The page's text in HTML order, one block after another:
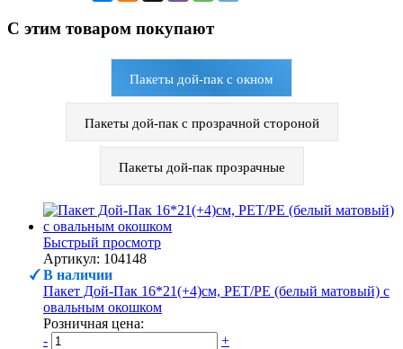
С этим товаром покупают
Пакеты дой-пак с окном
Пакеты дой-пак с прозрачной стороной
Пакеты дой-пак прозрачные
Быстрый просмотр
Артикул: 104148
В наличии
Пакет Дой-Пак 16*21(+4)см, PET/PE (белый матовый) с
овальным окошком
Розничная цена:
-
+